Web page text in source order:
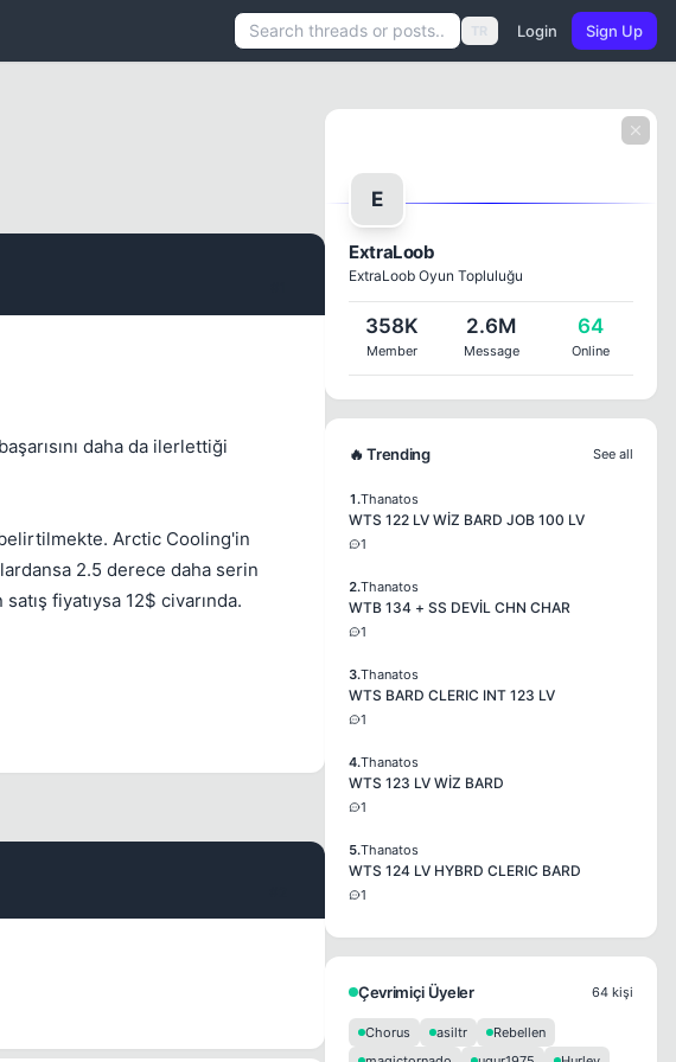
TR Login Sign Up
daha da ilerlettiği
Arctic Cooling'in
2.5 derece daha serin
fiyatıysa 12$ civarında.
E
ExtraLoob
ExtraLoob Oyun Topluluğu
358K
Member
2.6M
Message
64
Online
🔥 Trending See all
1.Thanatos
WTS 122 LV WİZ BARD JOB 100 LV
1
2.Thanatos
WTB 134 + SS DEVİL CHN CHAR
1
3.Thanatos
WTS BARD CLERIC INT 123 LV
1
4.Thanatos
WTS 123 LV WİZ BARD
1
5.Thanatos
WTS 124 LV HYBRD CLERIC BARD
1
Çevrimiçi Üyeler 64 kişi
Chorus asiltr
Rebellen